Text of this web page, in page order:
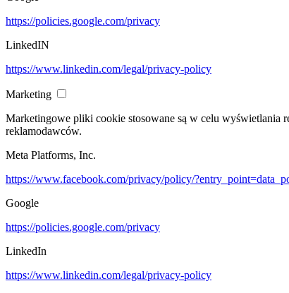
https://policies.google.com/privacy
LinkedIN
https://www.linkedin.com/legal/privacy-policy
Marketing
Marketingowe pliki cookie stosowane są w celu wyświetlania
reklamodawców.
Meta Platforms, Inc.
https://www.facebook.com/privacy/policy/
Google
https://policies.google.com/privacy
LinkedIn
https://www.linkedin.com/legal/privacy-policy